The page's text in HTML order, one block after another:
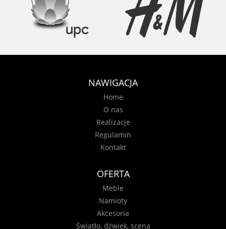
NAWIGACJA
Home
O nas
Realizacje
Regulamin
Kontakt
OFERTA
Meble
Namioty
Akcesoria
Światło, dźwięk, scena